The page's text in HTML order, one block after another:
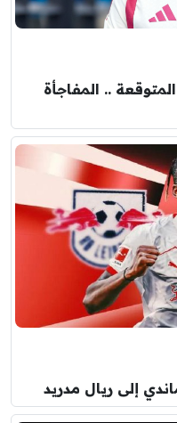
.. المفاجأة
إلى ريال مدريد